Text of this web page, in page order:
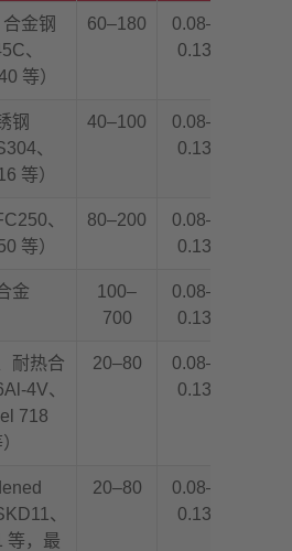
金钢
、
等）
60–180
0.08–
0.13
钢
、
等）
40–100
0.08–
0.13
、
等）
80–200
0.08–
0.13
金
100–
700
0.08–
0.13
耐热合
4V、
718
20–80
0.08–
0.13
、
等，最
20–80
0.08–
0.13